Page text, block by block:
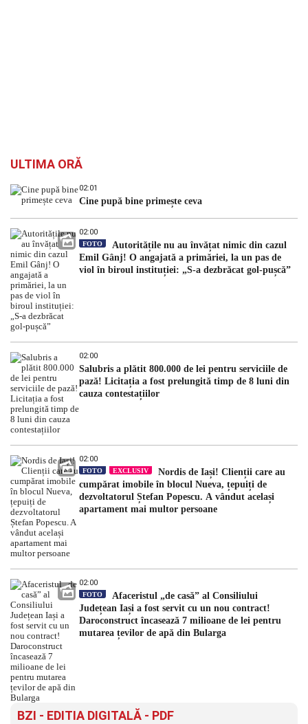
ULTIMA ORĂ
02:01
Cine pupă bine primește ceva
02:00
FOTO
Autoritățile nu au învățat nimic din cazul
Emil Gânj! O angajată a primăriei, la un pas de
viol în biroul instituției: „S-a dezbrăcat gol-pușcă”
02:00
Salubris a plătit 800.000 de lei pentru serviciile de
pază! Licitația a fost prelungită timp de 8 luni din
cauza contestațiilor
02:00
FOTO EXCLUSIV
Nordis de Iași! Clienții care au
cumpărat imobile în blocul Nueva, țepuiți de
dezvoltatorul Ștefan Popescu. A vândut același
apartament mai multor persoane
02:00
FOTO
Afaceristul „de casă” al Consiliului
Județean Iași a fost servit cu un nou contract!
Daroconstruct încasează 7 milioane de lei pentru
mutarea țevilor de apă din Bularga
BZI - EDITIA DIGITALĂ - PDF